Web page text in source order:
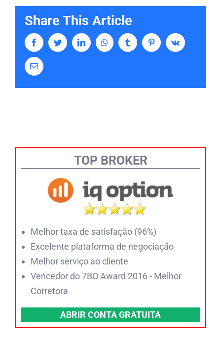
Share This Article
FacebookTwitterLinkedInWhatsappTumblr PinterestVk
Email
TOP BROKER
Melhor taxa de satisfação (96%)
Excelente plataforma de negociação
Melhor serviço ao cliente
Vencedor do 7BO Award 2016 - Melhor
Corretora
ABRIR CONTA GRATUITA